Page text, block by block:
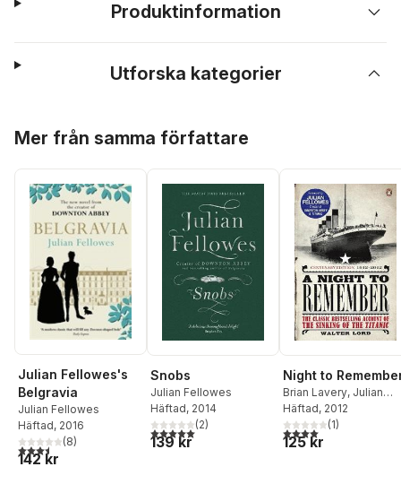
Produktinformation
Utforska kategorier
Mer från samma författare
Julian Fellowes's
Belgravia
Julian Fellowes
Häftad, 2016
3,5utav 5 stjärnor. Totalt antal röster:
(8)
142 kr
Snobs
Julian Fellowes
Häftad, 2014
5,0utav 5 stjärnor. Totalt antal röster:
(2)
139 kr
Night to
Brian Lavery, Julian
Fellowes,Walter Lord
Häftad, 2012
4,0utav 5 stjärnor.
(1)
125 kr